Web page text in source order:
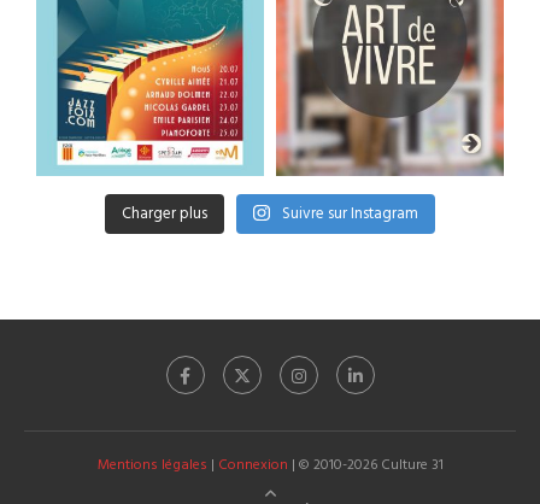
Charger plus Suivre sur Instagram
Mentions légales | Connexion | © 2010-2026 Culture 31